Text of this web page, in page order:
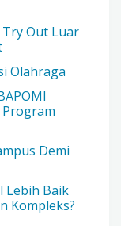
Out Luar
Olahraga
Demi
Lebih Baik
Kompleks?